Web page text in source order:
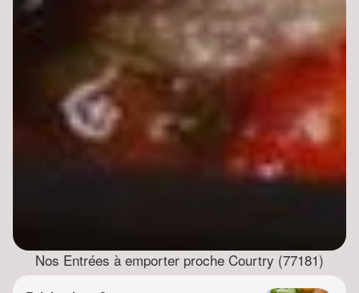
Nos Entrées à emporter proche Courtry (77181)